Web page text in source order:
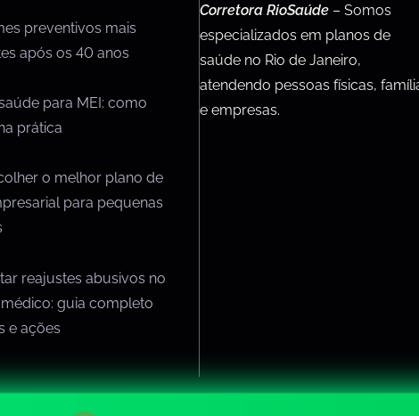
preventivos mais
após os 40 anos
para MEI: como
prática
o melhor plano de
para pequenas
reajustes abusivos no
guia completo
e ações
Corretora RioSaúde – Somos
especializados em planos de
saúde no Rio de Janeiro,
atendendo pessoas físicas,
e empresas.